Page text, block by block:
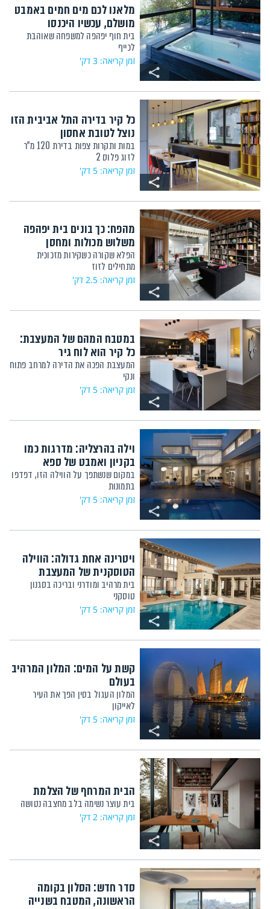
מלאנו לכם מים חמים באמבט
מושלם, עכשיו היכנסו
בית חוף יפהפה למשפחה שאוהבת
לכייף
זמן קריאה: 3 דק'
כל קיר בדירה התל אביבית הזו
נוצל לטובת אחסון
במות ותקרות צפות בדירת 120 מ"ר
לזוג פלוס 2
זמן קריאה: 5 דק'
מהפח: כך בונים בית יפהפה
משלוש מכולות ומחסן
הפלא שקורה כשקירות מזכוכית
מתחילים לזוז
זמן קריאה: 2.5 דק'
במטבח המהם של המעצבת:
כל קיר הוא לוח גיר
המעצבת הפכה את הדירה למרחב פתוח
ונקי
זמן קריאה: 5 דק'
וילה בהרצליה: מדרגות כמו
בקניון ואמבט של ספא
במקום שנשתפך על הווילה הזו, דפדפו
בתמונות
זמן קריאה: 5 דק'
ויטרינה אחת גדולה: הווילה
הטוסקנית של המעצבת
בית מרהיב ומודרני ובריכה בסגנון
טוסקני
זמן קריאה: 5 דק'
קשת על המים: המלון המרהיב
בעולם
המלון העגול בסין הפך את העיר
לאייקון
זמן קריאה: 5 דק'
הבית המרחף של הצלמת
בית עוצר נשימה בלב מחצבה נטושה
זמן קריאה: 2 דק'
סדר חדש: הסלון בקומה
הראשונה, המטבח בשנייה